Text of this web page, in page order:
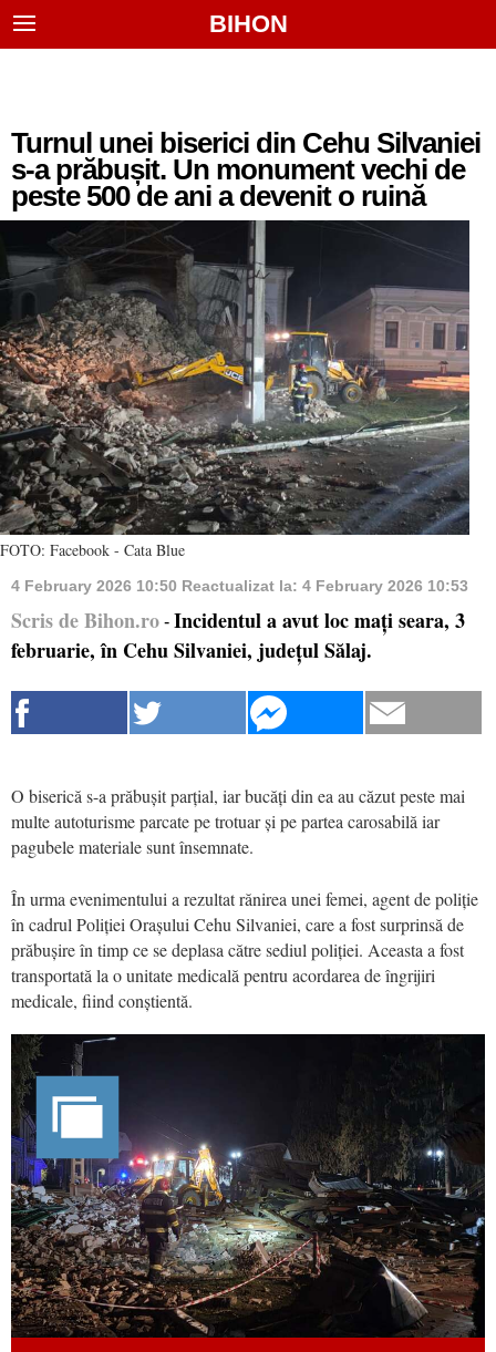
BIHON
Turnul unei biserici din Cehu Silvaniei
s-a prăbușit. Un monument vechi de
peste 500 de ani a devenit o ruină
FOTO: Facebook - Cata Blue
4 February 2026 10:50 Reactualizat la: 4 February 2026 10:53
Scris de Bihon.ro - Incidentul a avut loc mați seara, 3
februarie, în Cehu Silvaniei, județul Sălaj.
O biserică s-a prăbușit parțial, iar bucăți din ea au căzut peste mai
multe autoturisme parcate pe trotuar și pe partea carosabilă iar
pagubele materiale sunt însemnate.
În urma evenimentului a rezultat rănirea unei femei, agent de poliție
în cadrul Poliției Orașului Cehu Silvaniei, care a fost surprinsă de
prăbușire în timp ce se deplasa către sediul poliției. Aceasta a fost
transportată la o unitate medicală pentru acordarea de îngrijiri
medicale, fiind conștientă.